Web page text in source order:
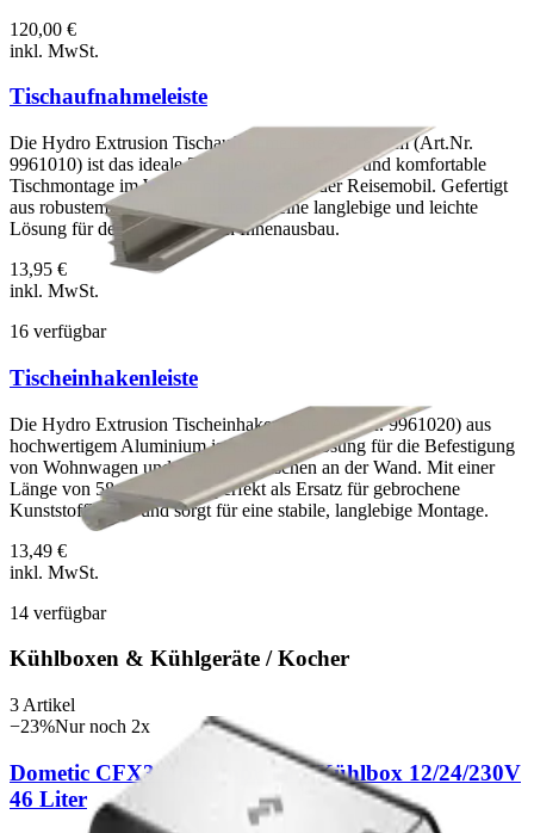
120,00 €
inkl. MwSt.
Tischaufnahmeleiste
Die Hydro Extrusion Tischaufnahmeleiste Alu 80 cm (Art.Nr.
9961010) ist das ideale Zubehör für die stabile und komfortable
Tischmontage im Wohnmobil, Caravan oder Reisemobil. Gefertigt
aus robustem Aluminium, bietet sie eine langlebige und leichte
Lösung für den fachgerechten Innenausbau.
13,95 €
inkl. MwSt.
16 verfügbar
Tischeinhakenleiste
Die Hydro Extrusion Tischeinhakenleiste (Art.Nr. 9961020) aus
hochwertigem Aluminium ist die ideale Lösung für die Befestigung
von Wohnwagen und Wohnmobiltischen an der Wand. Mit einer
Länge von 58 cm passt sie perfekt als Ersatz für gebrochene
Kunststoffleisten und sorgt für eine stabile, langlebige Montage.
13,49 €
inkl. MwSt.
14 verfügbar
Kühlboxen & Kühlgeräte / Kocher
3 Artikel
−23%Nur noch 2x
Dometic CFX3 45 Kompressor Kühlbox 12/24/230V
46 Liter